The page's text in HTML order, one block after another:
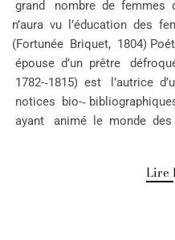
grand nombre de femmes
n’aura vu l’éducation des
(Fortunée Briquet, 1804)
épouse d’un prêtre
1782-­‐1815) est l’autrice
notices bio-­‐
ayant animé le monde
Lire